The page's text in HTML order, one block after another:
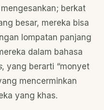
berkat
besar, mereka bisa
lompatan panjang
dalam bahasa
, yang berarti “monyet
mencerminkan
yang khas.